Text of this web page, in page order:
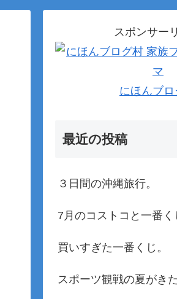
スポンサー
にほんブ
最近の投稿
３日間の沖縄旅行。
7月のコストコと一番く
買いすぎた一番くじ。
スポーツ観戦の夏がきた